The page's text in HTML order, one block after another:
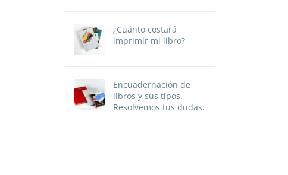
¿Cuánto costará
imprimir mi libro?
Encuadernación de
libros y sus tipos.
Resolvemos tus dudas.